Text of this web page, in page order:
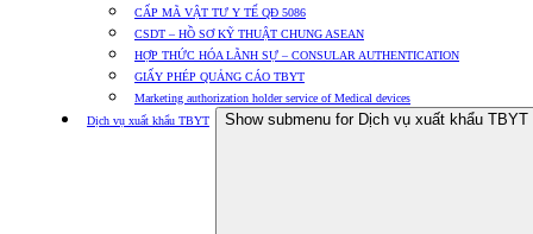
CẤP MÃ VẬT TƯ Y TẾ QĐ 5086
CSDT – HỒ SƠ KỸ THUẬT CHUNG ASEAN
HỢP THỨC HÓA LÃNH SỰ – CONSULAR AUTHENTICATION
GIẤY PHÉP QUẢNG CÁO TBYT
Marketing authorization holder service of Medical devices
Dịch vụ xuất khẩu TBYT
Show submenu for Dịch vụ xuất khẩu TBYT